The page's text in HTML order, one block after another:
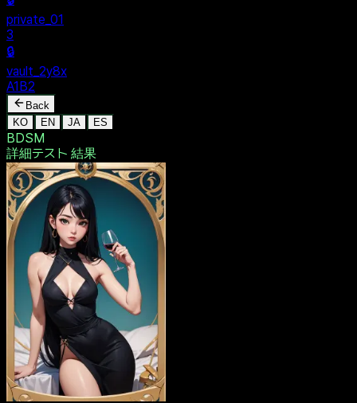
$ dentak_main
MENU
🔒
Personal
+
New Vault
SHARED
🔒
private_01
3
🔒
vault_2y8x
A1B2
Back
KO
EN JA ES
BDSM
詳細テスト 結果